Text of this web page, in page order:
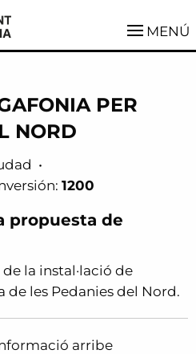
MENÚ
PER
NORD
•
1200
propuesta de
la instal·lació de
de les Pedanies del Nord.
arribe